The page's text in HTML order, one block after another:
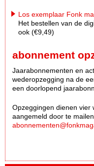
Los exemplaar Fonk
Het bestellen van de
ook (€9,49)
abonnement
Jaarabonnementen en
wederopzegging na de
een doorlopend
Opzeggingen dienen vier
aangemeld door te